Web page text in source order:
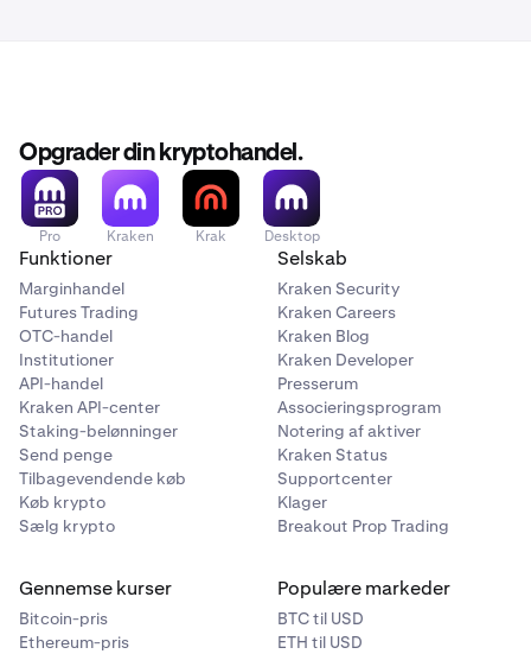
Opgrader din kryptohandel.
Pro Kraken Krak Desktop
Funktioner
Marginhandel
Futures Trading
OTC-handel
Institutioner
API-handel
Kraken API-center
Staking-belønninger
Send penge
Tilbagevendende køb
Køb krypto
Sælg krypto
Selskab
Kraken Security
Kraken Careers
Kraken Blog
Kraken Developer
Presserum
Associeringsprogram
Notering af aktiver
Kraken Status
Supportcenter
Klager
Breakout Prop Trading
Gennemse kurser
Bitcoin-pris
Ethereum-pris
Populære markeder
BTC til USD
ETH til USD